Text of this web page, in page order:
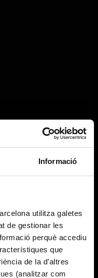
Informació
utilitza galetes
de gestionar les
perquè accediu
que
de la d’altres
(analitzar com
wrong